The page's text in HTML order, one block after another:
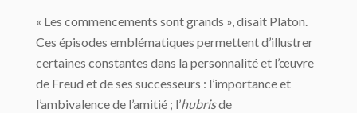
« Les commencements sont grands », disait Platon.
Ces épisodes emblématiques permettent d’illustrer
certaines constantes dans la personnalité et l’œuvre
de Freud et de ses successeurs : l’importance et
l’ambivalence de l’amitié ; l’hubrisde